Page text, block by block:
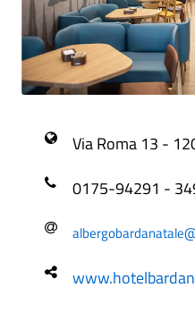
Via Roma 13 -
0175-94291 -